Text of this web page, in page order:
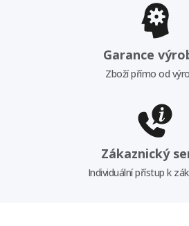
Garance
Zboží přímo od
Zákaznický
Individuální přístup k